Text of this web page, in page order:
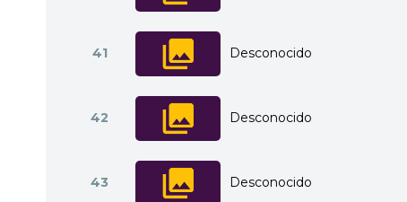
41 Desconocido
42 Desconocido
43 Desconocido